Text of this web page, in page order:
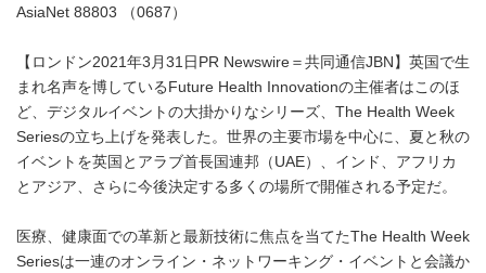
AsiaNet 88803 （0687）
【ロンドン2021年3月31日PR Newswire＝共同通信JBN】英国で生
まれ名声を博しているFuture Health Innovationの主催者はこのほ
ど、デジタルイベントの大掛かりなシリーズ、The Health Week
Seriesの立ち上げを発表した。世界の主要市場を中心に、夏と秋の
イベントを英国とアラブ首長国連邦（UAE）、インド、アフリカ
とアジア、さらに今後決定する多くの場所で開催される予定だ。
医療、健康面での革新と最新技術に焦点を当てたThe Health Week
Seriesは一連のオンライン・ネットワーキング・イベントと会議か